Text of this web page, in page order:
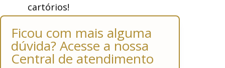
cartórios!
Ficou com mais alguma
dúvida? Acesse a nossa
Central de atendimento